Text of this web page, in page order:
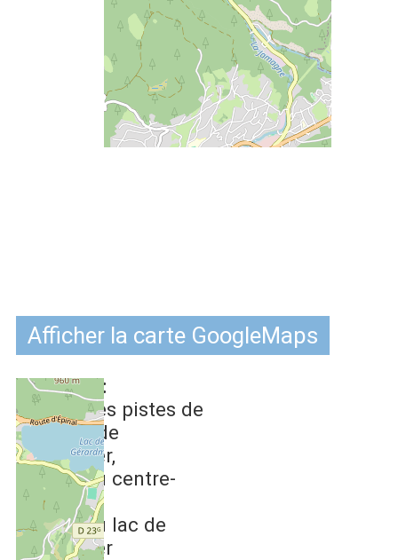
Afficher la carte GoogleMaps
Situation :
1.7 km
des pistes de
ski alpin de
Gérardmer
2.6 km du centre-
ville
2.6 km du lac de
Gérardmer